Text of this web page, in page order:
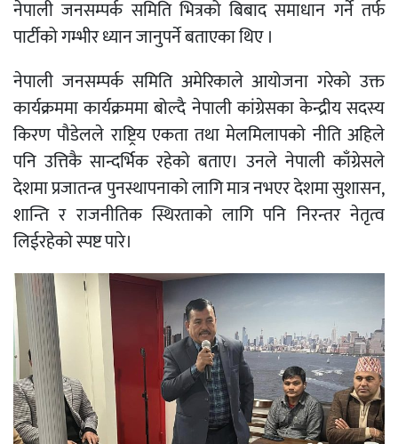
नेपाली जनसम्पर्क समिति भित्रको बिबाद समाधान गर्ने तर्फ
पार्टीको गम्भीर ध्यान जानुपर्ने बताएका थिए ।
नेपाली जनसम्पर्क समिति अमेरिकाले आयोजना गरेको उक्त
कार्यक्रममा कार्यक्रममा बोल्दै नेपाली कांग्रेसका केन्द्रीय सदस्य
किरण पौडेलले राष्ट्रिय एकता तथा मेलमिलापको नीति अहिले
पनि उत्तिकै सान्दर्भिक रहेको बताए। उनले नेपाली काँग्रेसले
देशमा प्रजातन्त्र पुनस्थापनाको लागि मात्र नभएर देशमा सुशासन,
शान्ति र राजनीतिक स्थिरताको लागि पनि निरन्तर नेतृत्व
लिईरहेको स्पष्ट पारे।